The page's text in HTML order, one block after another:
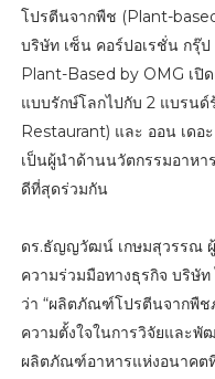
โปรตีนจากพืช (Plant-
บริษัท เซ็น คอร์ปอเรชั่น กรุ๊
Plant-Based by OMG เปิ
แบบรักษ์โลกไปกับ 2 แบรนด์
Restaurant) และ ออน เดอ
เป็นผู้นำด้านนวัตกรรมอาห
ดีที่สุดร่วมกัน
ดร.ธัญญวัฒน์ เกษมสุวรรณ
ความร่วมมือทางธุรกิจ บริษั
ว่า “ผลิตภัณฑ์โปรตีนจากพืช
ความตั้งใจในการวิจัยและ
ผลิตภัณฑ์อาหารแห่งอนาคต